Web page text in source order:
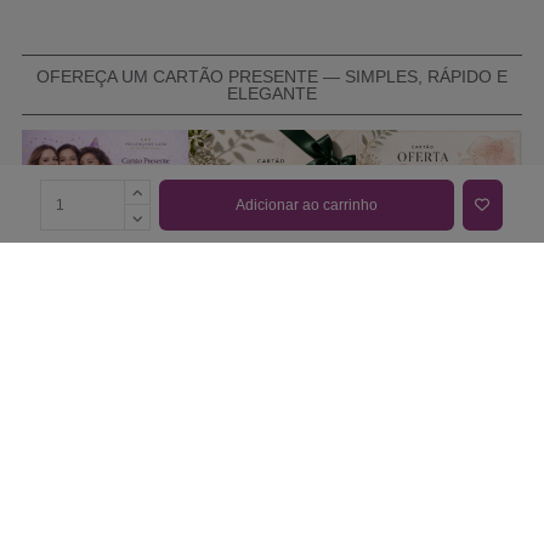
Adicionar ao carrinho
OFEREÇA UM CARTÃO PRESENTE — SIMPLES, RÁPIDO E
ELEGANTE